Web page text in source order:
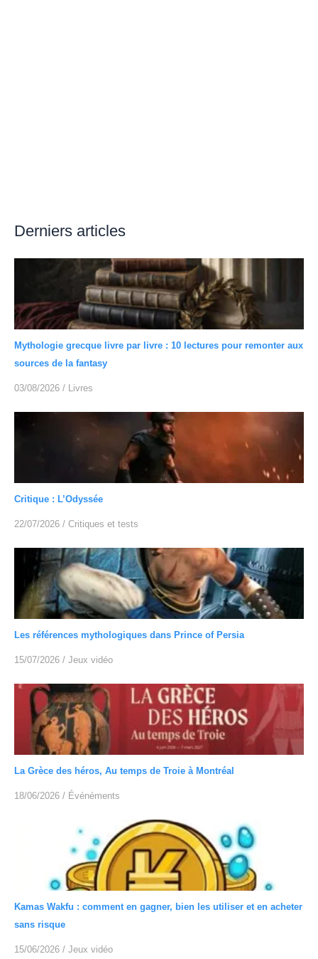
Derniers articles
Mythologie grecque livre par livre : 10 lectures pour remonter aux
sources de la fantasy
03/08/2026 / Livres
Critique : L’Odyssée
22/07/2026 / Critiques et tests
Les références mythologiques dans Prince of Persia
15/07/2026 / Jeux vidéo
La Grèce des héros, Au temps de Troie à Montréal
18/06/2026 / Événéments
Kamas Wakfu : comment en gagner, bien les utiliser et en acheter
sans risque
15/06/2026 / Jeux vidéo